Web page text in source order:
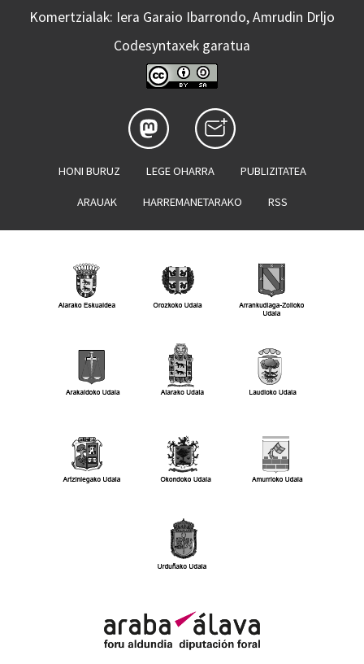
Komertzialak: Iera Garaio Ibarrondo, Amrudin Drljo
Codesyntaxek garatua
HONI BURUZ LEGE OHARRA PUBLIZITATEA
ARAUAK HARREMANETARAKO RSS